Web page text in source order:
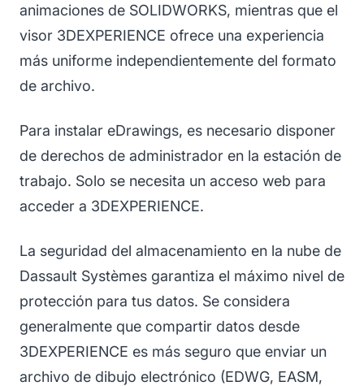
animaciones de SOLIDWORKS, mientras que el
visor 3DEXPERIENCE ofrece una experiencia
más uniforme independientemente del formato
de archivo.
Para instalar eDrawings, es necesario disponer
de derechos de administrador en la estación de
trabajo. Solo se necesita un acceso web para
acceder a 3DEXPERIENCE.
La seguridad del almacenamiento en la nube de
Dassault Systèmes garantiza el máximo nivel de
protección para tus datos. Se considera
generalmente que compartir datos desde
3DEXPERIENCE es más seguro que enviar un
archivo de dibujo electrónico (EDWG, EASM,